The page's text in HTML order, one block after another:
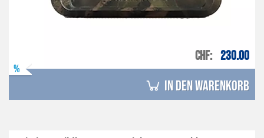
%
CHF 230.00
in den Warenkorb